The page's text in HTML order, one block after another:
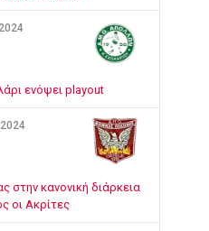
ενόψει playout
στην κανονική διάρκεια
οι Ακρίτες